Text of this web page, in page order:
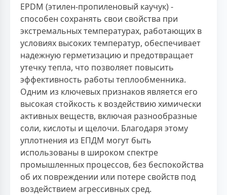
EPDM (этилен-пропиленовый каучук) -
способен сохранять свои свойства при
экстремальных температурах, работающих в
условиях высоких температур, обеспечивает
надежную герметизацию и предотвращает
утечку тепла, что позволяет повысить
эффективность работы теплообменника.
Одним из ключевых признаков является его
высокая стойкость к воздействию химически
активных веществ, включая разнообразные
соли, кислоты и щелочи. Благодаря этому
уплотнения из ЕПДМ могут быть
использованы в широком спектре
промышленных процессов, без беспокойства
об их повреждении или потере свойств под
воздействием агрессивных сред.